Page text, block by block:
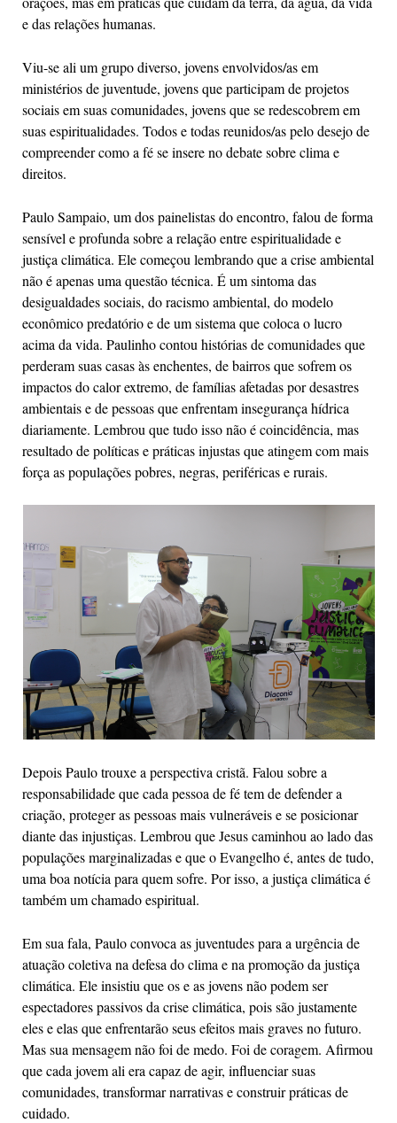
e das relações humanas.
Viu-se ali um grupo diverso, jovens envolvidos/as em
ministérios de juventude, jovens que participam de projetos
sociais em suas comunidades, jovens que se redescobrem em
suas espiritualidades. Todos e todas reunidos/as pelo desejo de
compreender como a fé se insere no debate sobre clima e
direitos.
Paulo Sampaio, um dos painelistas do encontro, falou de forma
sensível e profunda sobre a relação entre espiritualidade e
justiça climática. Ele começou lembrando que a crise ambiental
não é apenas uma questão técnica. É um sintoma das
desigualdades sociais, do racismo ambiental, do modelo
econômico predatório e de um sistema que coloca o lucro
acima da vida. Paulinho contou histórias de comunidades que
perderam suas casas às enchentes, de bairros que sofrem os
impactos do calor extremo, de famílias afetadas por desastres
ambientais e de pessoas que enfrentam insegurança hídrica
diariamente. Lembrou que tudo isso não é coincidência, mas
resultado de políticas e práticas injustas que atingem com mais
força as populações pobres, negras, periféricas e rurais.
Depois Paulo trouxe a perspectiva cristã. Falou sobre a
responsabilidade que cada pessoa de fé tem de defender a
criação, proteger as pessoas mais vulneráveis e se posicionar
diante das injustiças. Lembrou que Jesus caminhou ao lado das
populações marginalizadas e que o Evangelho é, antes de tudo,
uma boa notícia para quem sofre. Por isso, a justiça climática é
também um chamado espiritual.
Em sua fala, Paulo convoca as juventudes para a urgência de
atuação coletiva na defesa do clima e na promoção da justiça
climática. Ele insistiu que os e as jovens não podem ser
espectadores passivos da crise climática, pois são justamente
eles e elas que enfrentarão seus efeitos mais graves no futuro.
Mas sua mensagem não foi de medo. Foi de coragem. Afirmou
que cada jovem ali era capaz de agir, influenciar suas
comunidades, transformar narrativas e construir práticas de
cuidado.